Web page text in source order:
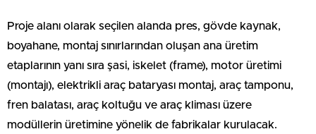
Proje alanı olarak seçilen alanda pres, gövde kaynak,
boyahane, montaj sınırlarından oluşan ana üretim
etaplarının yanı sıra şasi, iskelet (frame), motor üretimi
(montajı), elektrikli araç bataryası montaj, araç tamponu,
fren balatası, araç koltuğu ve araç kliması üzere
modüllerin üretimine yönelik de fabrikalar kurulacak.